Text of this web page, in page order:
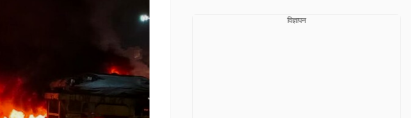
विज्ञापन